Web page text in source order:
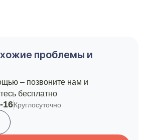
проблемы и
– позвоните нам и
бесплатно
16Круглосуточно